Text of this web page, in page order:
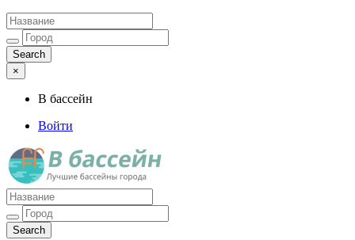
×
В бассейн
Войти
Лучшие бассейны города